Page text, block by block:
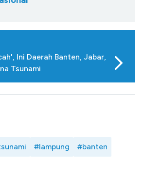
Ini Daerah Banten, Jabar,
Tsunami
#lampung #banten